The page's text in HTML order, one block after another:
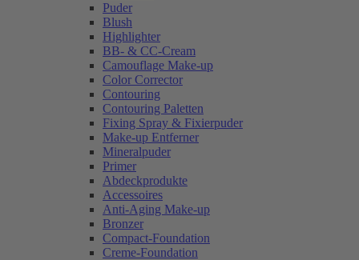
Puder
Blush
Highlighter
BB- & CC-Cream
Camouflage Make-up
Color Corrector
Contouring
Contouring Paletten
Fixing Spray & Fixierpuder
Make-up Entferner
Mineralpuder
Primer
Abdeckprodukte
Accessoires
Anti-Aging Make-up
Bronzer
Compact-Foundation
Creme-Foundation